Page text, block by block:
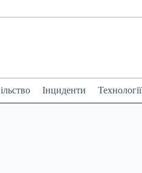
Інциденти Технології